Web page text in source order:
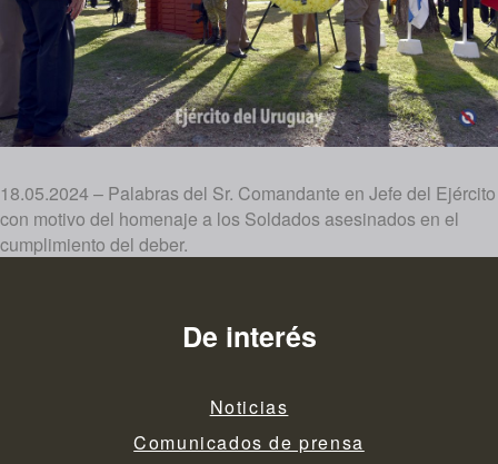
18.05.2024 – Palabras del Sr. Comandante en Jefe del Ejército
con motivo del homenaje a los Soldados asesinados en el
cumplimiento del deber.
De interés
Noticias
Comunicados de prensa